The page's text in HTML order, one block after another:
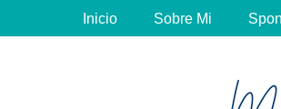
Inicio Sobre Mi